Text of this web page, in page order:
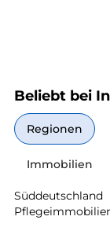
Beliebt bei
Regionen
Immobilien
Süddeutschland